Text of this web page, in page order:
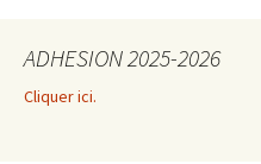
ADHESION 2025-2026
Cliquer ici.